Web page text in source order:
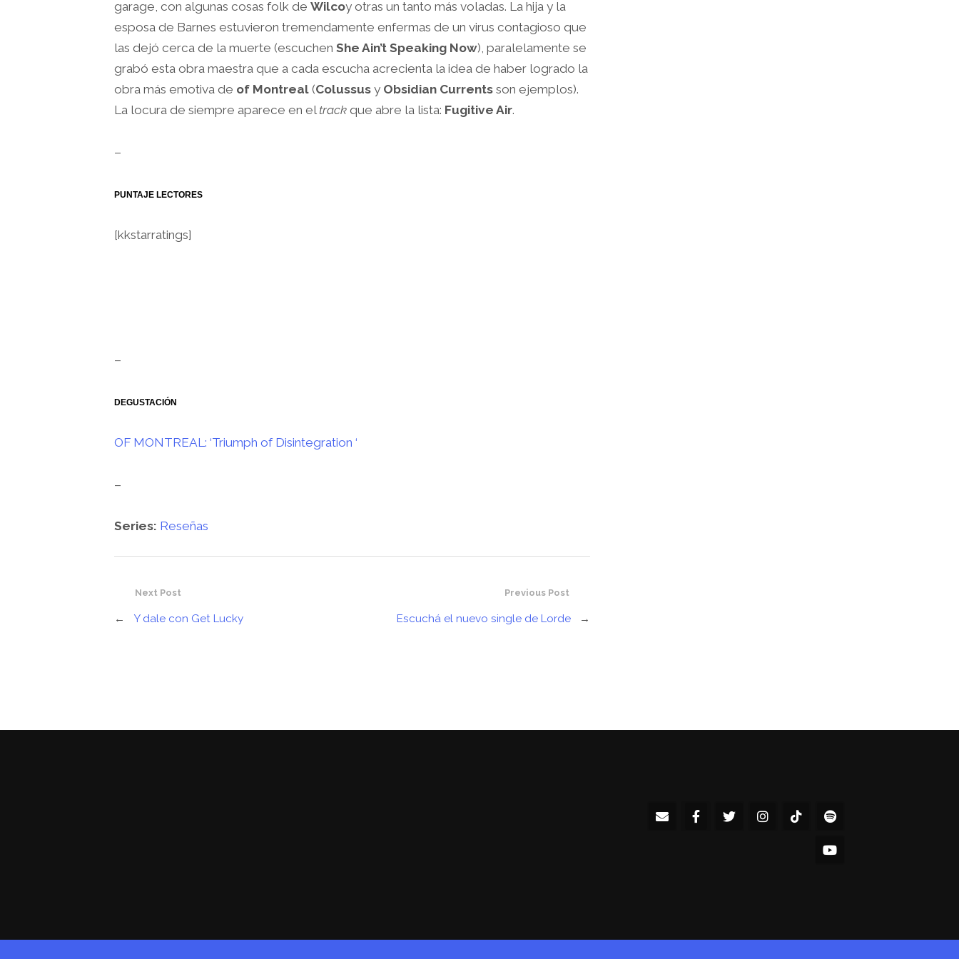
garage, con algunas cosas folk de Wilcoy otras un tanto más voladas. La hija y la
esposa de Barnes estuvieron tremendamente enfermas de un virus contagioso que
las dejó cerca de la muerte (escuchen She Ain’t Speaking Now), paralelamente se
grabó esta obra maestra que a cada escucha acrecienta la idea de haber logrado la
obra más emotiva de of Montreal (Colussus y Obsidian Currents son ejemplos).
La locura de siempre aparece en el track que abre la lista: Fugitive Air.
–
PUNTAJE LECTORES
[kkstarratings]
–
DEGUSTACIÓN
OF MONTREAL: ‘Triumph of Disintegration ‘
–
Series: Reseñas
Previous Post
Escuchá el nuevo single de Lorde →
Next Post
← Y dale con Get Lucky